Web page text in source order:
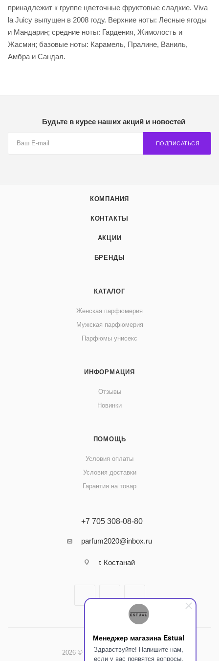
Менеджер магазина Estual
Здравствуйте! Напишите нам,
если у вас появятся вопросы.
принадлежит к группе цветочные фруктовые сладкие. Viva
la Juicy выпущен в 2008 году. Верхние ноты: Лесные ягоды
и Мандарин; средние ноты: Гардения, Жимолость и
Жасмин; базовые ноты: Карамель, Пралине, Ваниль,
Амбра и Сандал.
Будьте в курсе наших акций и новостей
ПОДПИСАТЬСЯ
КОМПАНИЯ
КОНТАКТЫ
АКЦИИ
БРЕНДЫ
КАТАЛОГ
Женская парфюмерия
Мужская парфюмерия
Парфюмы унисекс
ИНФОРМАЦИЯ
Отзывы
Новинки
ПОМОЩЬ
Условия оплаты
Условия доставки
Гарантия на товар
+7 705 308-08-80
parfum2020@inbox.ru
г. Костанай
2026 © Интернет-магазин Estual